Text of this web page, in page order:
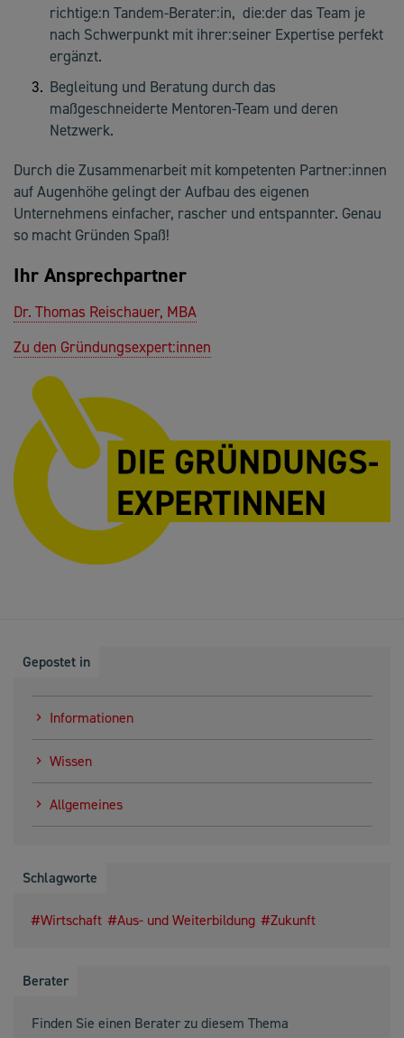
richtige:n Tandem-Berater:in, die:der das Team je
nach Schwerpunkt mit ihrer:seiner Expertise perfekt
ergänzt.
Begleitung und Beratung durch das
maßgeschneiderte Mentoren-Team und deren
Netzwerk.
Durch die Zusammenarbeit mit kompetenten Partner:innen
auf Augenhöhe gelingt der Aufbau des eigenen
Unternehmens einfacher, rascher und entspannter. Genau
so macht Gründen Spaß!
Ihr Ansprechpartner
Dr. Thomas Reischauer, MBA
Zu den Gründungsexpert:innen
Gepostet in
Informationen
Wissen
Allgemeines
Schlagworte
Wirtschaft Aus- und Weiterbildung Zukunft
Berater
Finden Sie einen Berater zu diesem Thema